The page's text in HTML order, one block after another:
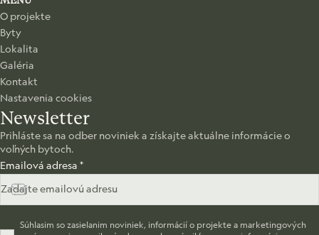
O projekte
Byty
Lokalita
Galéria
Kontakt
Nastavenia cookies
Newsletter
Prihláste sa na odber noviniek a získajte aktuálne informácie o
voľných bytoch.
Emailová adresa *
Súhlasim so zasielanim noviniek, informácií o projekte a marketingových